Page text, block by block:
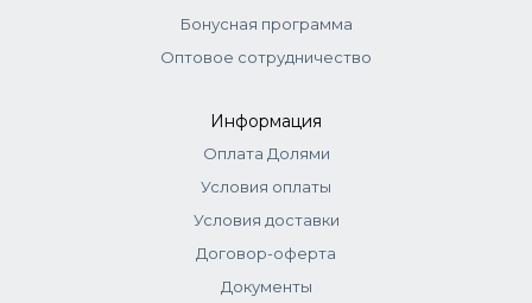
Бонусная программа
Оптовое сотрудничество
Информация
Оплата Долями
Условия оплаты
Условия доставки
Договор-оферта
Документы